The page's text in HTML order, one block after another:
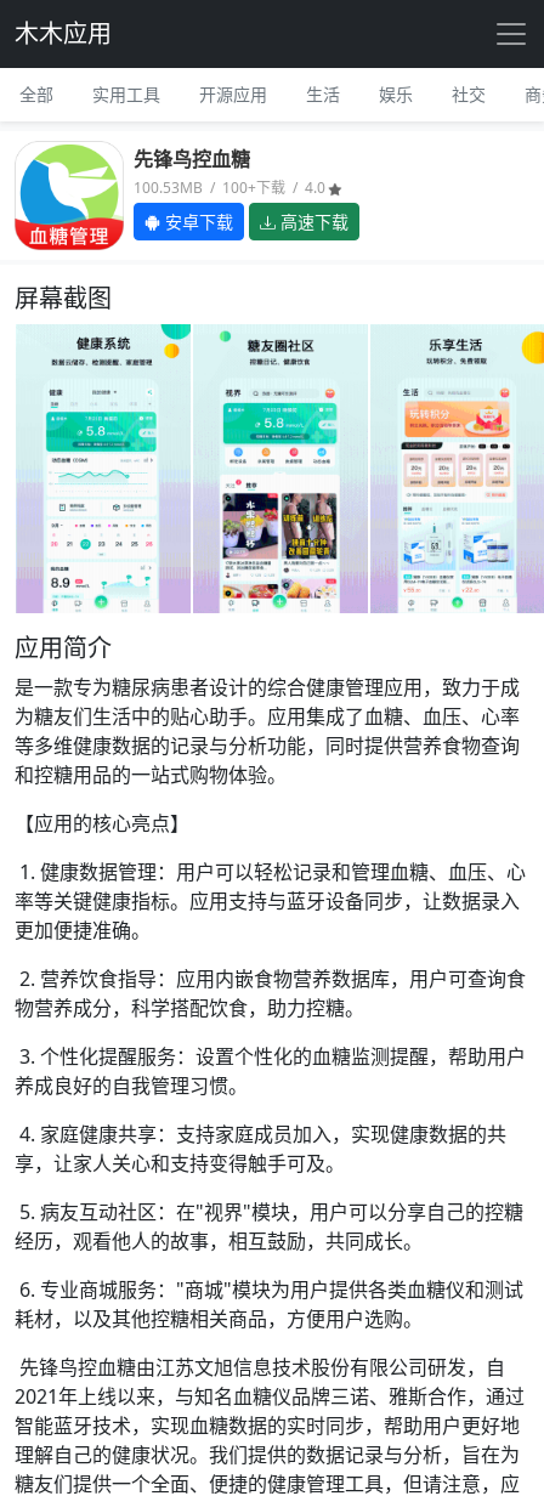
木木应用
全部 实用工具 开源应用 生活 娱乐 社交
先锋鸟控血糖
100.53MB / 100+下载 / 4.0
安卓下载 高速下载
屏幕截图
应用简介
是一款专为糖尿病患者设计的综合健康管理应用，致力于成
为糖友们生活中的贴心助手。应用集成了血糖、血压、心率
等多维健康数据的记录与分析功能，同时提供营养食物查询
和控糖用品的一站式购物体验。
【应用的核心亮点】
1. 健康数据管理：用户可以轻松记录和管理血糖、血压、心
率等关键健康指标。应用支持与蓝牙设备同步，让数据录入
更加便捷准确。
2. 营养饮食指导：应用内嵌食物营养数据库，用户可查询食
物营养成分，科学搭配饮食，助力控糖。
3. 个性化提醒服务：设置个性化的血糖监测提醒，帮助用户
养成良好的自我管理习惯。
4. 家庭健康共享：支持家庭成员加入，实现健康数据的共
享，让家人关心和支持变得触手可及。
5. 病友互动社区：在"视界"模块，用户可以分享自己的控糖
经历，观看他人的故事，相互鼓励，共同成长。
6. 专业商城服务："商城"模块为用户提供各类血糖仪和测试
耗材，以及其他控糖相关商品，方便用户选购。
先锋鸟控血糖由江苏文旭信息技术股份有限公司研发，自
2021年上线以来，与知名血糖仪品牌三诺、雅斯合作，通过
智能蓝牙技术，实现血糖数据的实时同步，帮助用户更好地
理解自己的健康状况。我们提供的数据记录与分析，旨在为
糖友们提供一个全面、便捷的健康管理工具，但请注意，应